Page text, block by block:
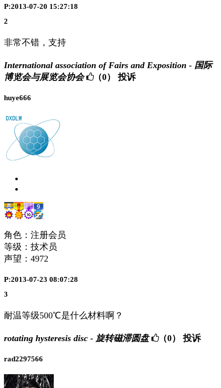
P:2013-07-20 15:27:18
2
非常不错，支持
International association of Fairs and Exposition - 国际
博览会与展览会协会
（0） 投诉
huye666
角色：注册会员
等级：技术员
声望： 4972
P:2013-07-23 08:07:28
3
耐温等级500℃是什么材料啊？
rotating hysteresis disc - 旋转磁滞圆盘 （0） 投诉
rad2297566